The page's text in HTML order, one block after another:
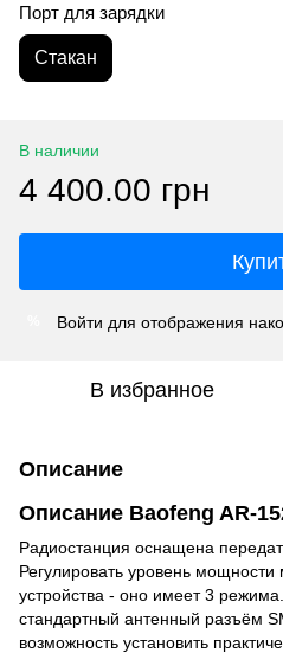
Порт для зарядки
Стакан
В наличии
4 400.00 грн
Войти для отображения
В избранное
Описание
Описание Baofeng AR-
Радиостанция оснащена
Регулировать уровень
устройства - оно имеет 3
стандартный антенный разъём
возможность установить